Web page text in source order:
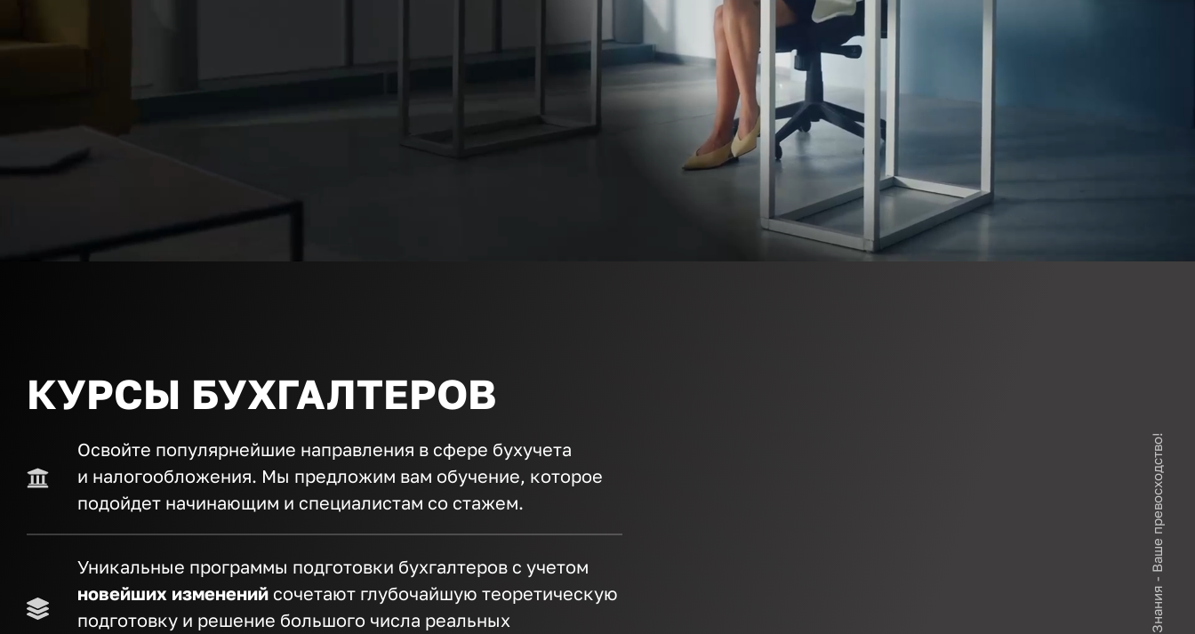
КУРСЫ БУХГАЛТЕРОВ
Освойте популярнейшие направления в сфере бухучета
и налогообложения. Мы предложим вам обучение, которое
подойдет начинающим и специалистам со стажем.
Уникальные программы подготовки бухгалтеров с учетом
новейших изменений сочетают глубочайшую теоретическую
подготовку и решение большого числа реальных
Знания - Ваше превосходство!